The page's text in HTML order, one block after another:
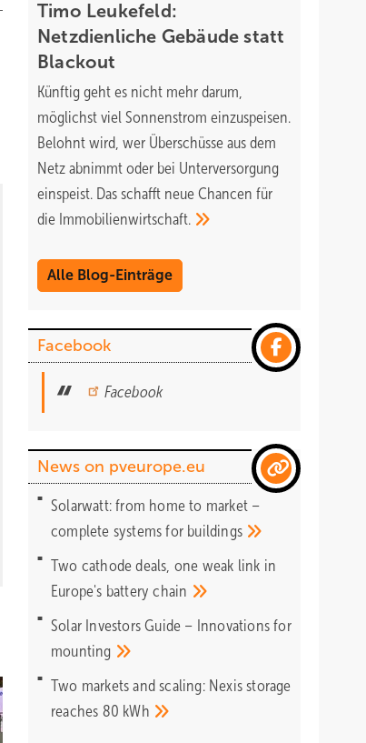
Timo Leukefeld:
Netzdienliche Gebäude statt
Blackout
Künftig geht es nicht mehr darum,
möglichst viel Sonnenstrom einzuspeisen.
Belohnt wird, wer Überschüsse aus dem
Netz abnimmt oder bei Unterversorgung
einspeist. Das schafft neue Chancen für
die Immobilienwirtschaft.
Alle Blog-Einträge
Facebook
Facebook
News on pveurope.eu
Solarwatt: from home to market –
complete systems for buildings
Two cathode deals, one weak link in
Europe's batterychain
Solar Investors Guide – Innovations for
mounting
Two markets and scaling: Nexis storage
reaches 80 kWh